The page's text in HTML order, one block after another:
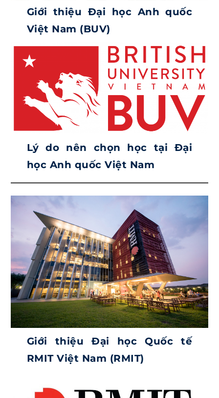
Giới thiệu Đại học Anh quốc
Việt Nam (BUV)
Lý do nên chọn học tại Đại
học Anh quốc Việt Nam
Giới thiệu Đại học Quốc tế
RMIT Việt Nam (RMIT)